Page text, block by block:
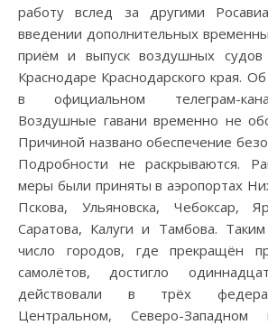
работу вслед за другими
введении дополнительных
приём и выпуск воздушных
Краснодаре Краснодарского края.
в официальном телеграм-
Воздушные гавани временно не
Причиной названо обеспечение
Подробности не раскрываются.
меры были приняты в аэропортах
Пскова, Ульяновска, Чебоксар,
Саратова, Калуги и Тамбова.
число городов, где прекращён
самолётов, достигло
действовали в трёх
Центральном, Северо-Западном